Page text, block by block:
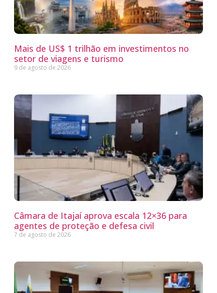
Mais de US$ 1 trilhão em investimentos no
setor de viagens e turismo
9 de agosto de 2026
Câmara de Itajaí aprova escala 12×36 para
agentes de proteção e defesa civil
7 de agosto de 2026